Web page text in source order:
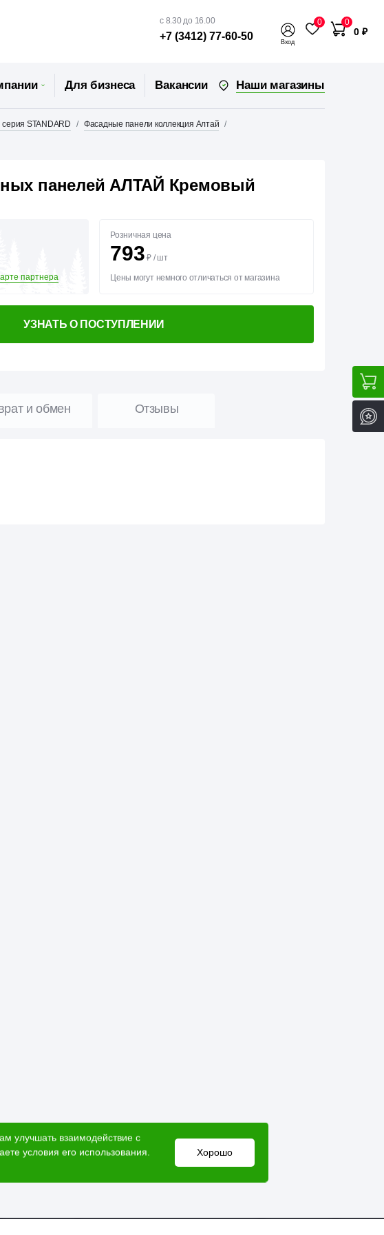
с 8.30 до 16.00
+7 (3412) 77-60-50 Вход
0 0
0 ₽
Для бизнеса Вакансии Наши магазины
STANDARD
Фасадные панели коллекция Алтай
панелей АЛТАЙ Кремовый
партнера
Розничная цена
793 ₽ / шт
Цены могут немного отличаться от магазина
УЗНАТЬ О ПОСТУПЛЕНИИ
и обмен Отзывы
улучшать взаимодействие с
условия его использования.
Хорошо